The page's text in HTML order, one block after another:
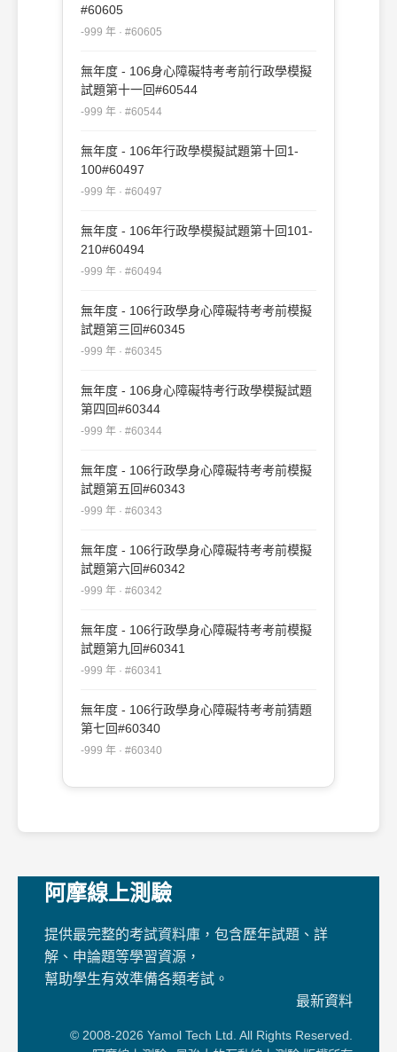
#60605
-999 年 · #60605
無年度 - 106身心障礙特考考前行政學模擬
試題第十一回#60544
-999 年 · #60544
無年度 - 106年行政學模擬試題第十回1-
100#60497
-999 年 · #60497
無年度 - 106年行政學模擬試題第十回101-
210#60494
-999 年 · #60494
無年度 - 106行政學身心障礙特考考前模擬
試題第三回#60345
-999 年 · #60345
無年度 - 106身心障礙特考行政學模擬試題
第四回#60344
-999 年 · #60344
無年度 - 106行政學身心障礙特考考前模擬
試題第五回#60343
-999 年 · #60343
無年度 - 106行政學身心障礙特考考前模擬
試題第六回#60342
-999 年 · #60342
無年度 - 106行政學身心障礙特考考前模擬
試題第九回#60341
-999 年 · #60341
無年度 - 106行政學身心障礙特考考前猜題
第七回#60340
-999 年 · #60340
阿摩線上測驗
提供最完整的考試資料庫，包含歷年試題、詳
解、申論題等學習資源，
幫助學生有效準備各類考試。
最新資料
© 2008-2026 Yamol Tech Ltd. All Rights Reserved.